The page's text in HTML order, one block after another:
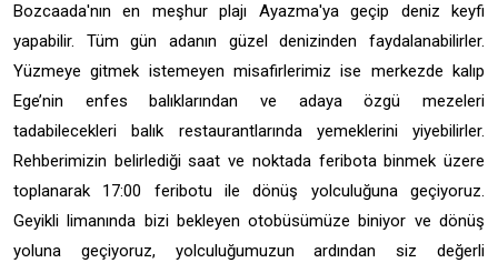
Bozcaada'nın en meşhur plajı Ayazma'ya geçip deniz keyfi
yapabilir. Tüm gün adanın güzel denizinden faydalanabilirler.
Yüzmeye gitmek istemeyen misafirlerimiz ise merkezde kalıp
Ege’nin enfes balıklarından ve adaya özgü mezeleri
tadabilecekleri balık restaurantlarında yemeklerini yiyebilirler.
Rehberimizin belirlediği saat ve noktada feribota binmek üzere
toplanarak 17:00 feribotu ile dönüş yolculuğuna geçiyoruz.
Geyikli limanında bizi bekleyen otobüsümüze biniyor ve dönüş
yoluna geçiyoruz, yolculuğumuzun ardından siz değerli